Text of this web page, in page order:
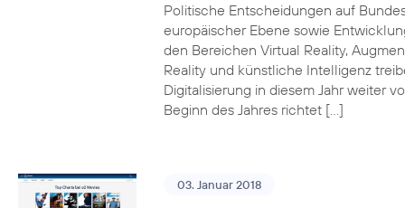
Politische Entscheidungen auf
europäischer Ebene sowie
den Bereichen Virtual Reality,
Reality und künstliche Intelligenz
Digitalisierung in diesem Jahr weiter
Beginn des Jahres richtet […]
03. Januar 2018